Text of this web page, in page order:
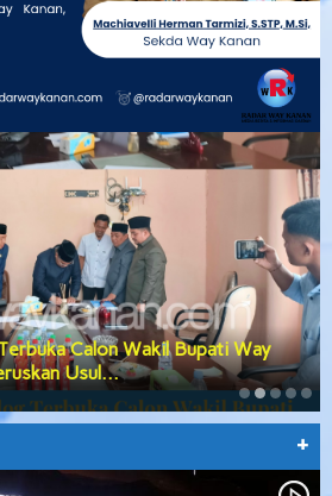
Calon Wakil Bupati Way
Usul…
+